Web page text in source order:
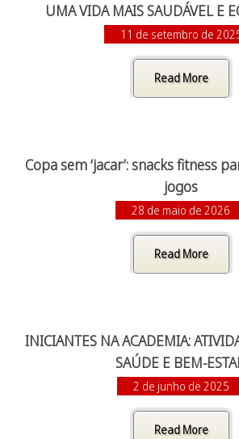
UMA VIDA MAIS SAUDÁVEL E
11 de setembro de
Read More
Copa sem ‘jacar’: snacks fitness
jogos
28 de maio de 2026
Read More
INICIANTES NA ACADEMIA:
SAÚDE E BEM-
2 de junho de 2025
Read More